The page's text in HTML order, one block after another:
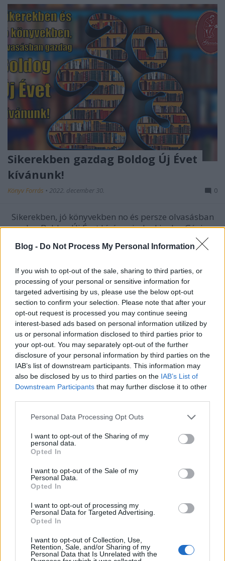
Blog - Do Not Process My Personal Information
If you wish to opt-out of the sale, sharing to third parties, or
processing of your personal or sensitive information for
targeted advertising by us, please use the below opt-out
section to confirm your selection. Please note that after your
opt-out request is processed you may continue seeing
interest-based ads based on personal information utilized by
us or personal information disclosed to third parties prior to
your opt-out. You may separately opt-out of the further
disclosure of your personal information by third parties on the
IAB’s list of downstream participants. This information may
also be disclosed by us to third parties on the IAB’s List of
Downstream Participants that may further disclose it to other
Please note that this website/app uses one or more Google
not limited to your visit or usage behaviour. You may click to
grant or deny consent to Google and its third-party tags to
use your data for below specified purposes in below Google
consent section.
Personal Data Processing Opt Outs
I want to opt-out of the Sharing of my
personal data.
Opted In
I want to opt-out of the Sale of my
Personal Data.
Opted In
I want to opt-out of processing my
Personal Data for Targeted Advertising.
Opted In
I want to opt-out of Collection, Use,
Retention, Sale, and/or Sharing of my
Personal Data that Is Unrelated with the
Sikerekben gazdag Boldog Új Évet
kívánunk!
Könyv Forrás • 2022. december 30. 0
Sikerekben, jó könyvekben no és persze olvasásban
gazdag Boldog Új Évet kíván mindenkinek a Géniusz
Itt a Karácsony!
Könyv Forrás•2022. december 23.
Mindenkinek Kellemes Ünnepeket kíván a Géniusz
Könyváruház csapata! :-)